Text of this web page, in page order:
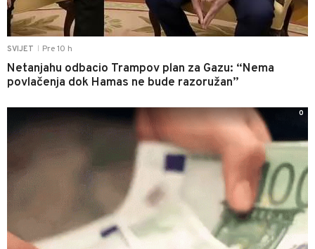
SVIJET Pre 10 h
Netanjahu odbacio Trampov plan za Gazu: “Nema
povlačenja dok Hamas ne bude razoružan”
0